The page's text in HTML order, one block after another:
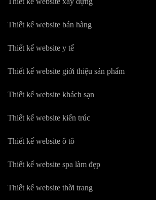
Thiết kế website bán hàng
Thiết kế website y tế
Thiết kế website giới thiệu sản phẩm
Thiết kế website khách sạn
Thiết kế website kiến trúc
Thiết kế website ô tô
Thiết kế website spa làm đẹp
Thiết kế website thời trang